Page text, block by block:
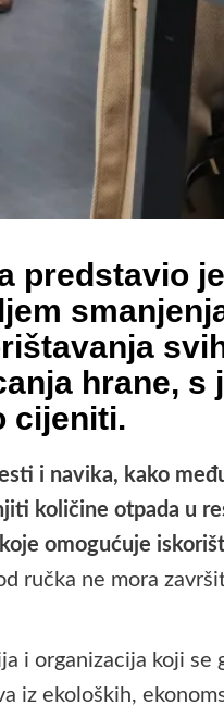
predstavio je
hrane, s
cijeniti.
i navika, kako
količine otpada u
omogućuje
ručka ne mora
i organizacija koji
iz ekoloških,